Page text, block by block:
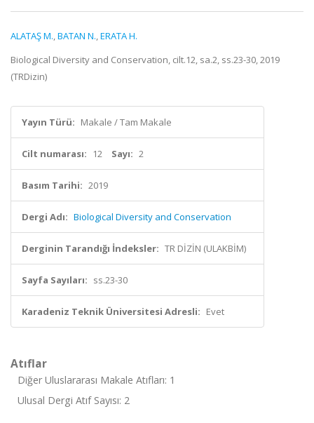
ALATAŞ M.,BATAN N.,ERATA H.
Biological Diversity and Conservation, cilt.12, sa.2, ss.23-30, 2019
(TRDizin)
Yayın Türü: Makale / Tam Makale
Cilt numarası: 12 Sayı: 2
Basım Tarihi: 2019
Dergi Adı: Biological Diversity and Conservation
Derginin Tarandığı İndeksler: TR DİZİN (ULAKBİM)
Sayfa Sayıları: ss.23-30
Karadeniz Teknik Üniversitesi Adresli: Evet
Atıflar
Diğer Uluslararası Makale Atıfları: 1
Ulusal Dergi Atıf Sayısı: 2